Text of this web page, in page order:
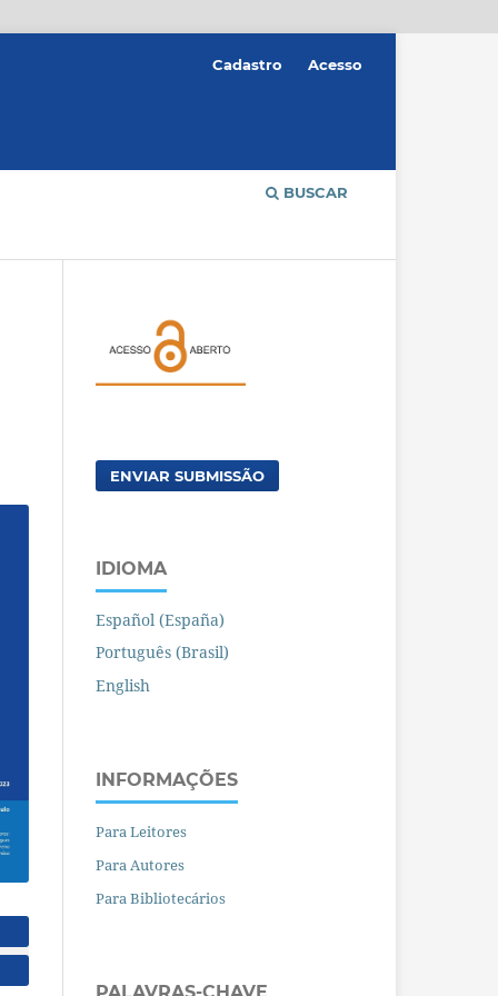
BUSCAR
Cadastro Acesso
ENVIAR SUBMISSÃO
IDIOMA
Español (España)
Português (Brasil)
English
INFORMAÇÕES
Para Leitores
Para Autores
Para Bibliotecários